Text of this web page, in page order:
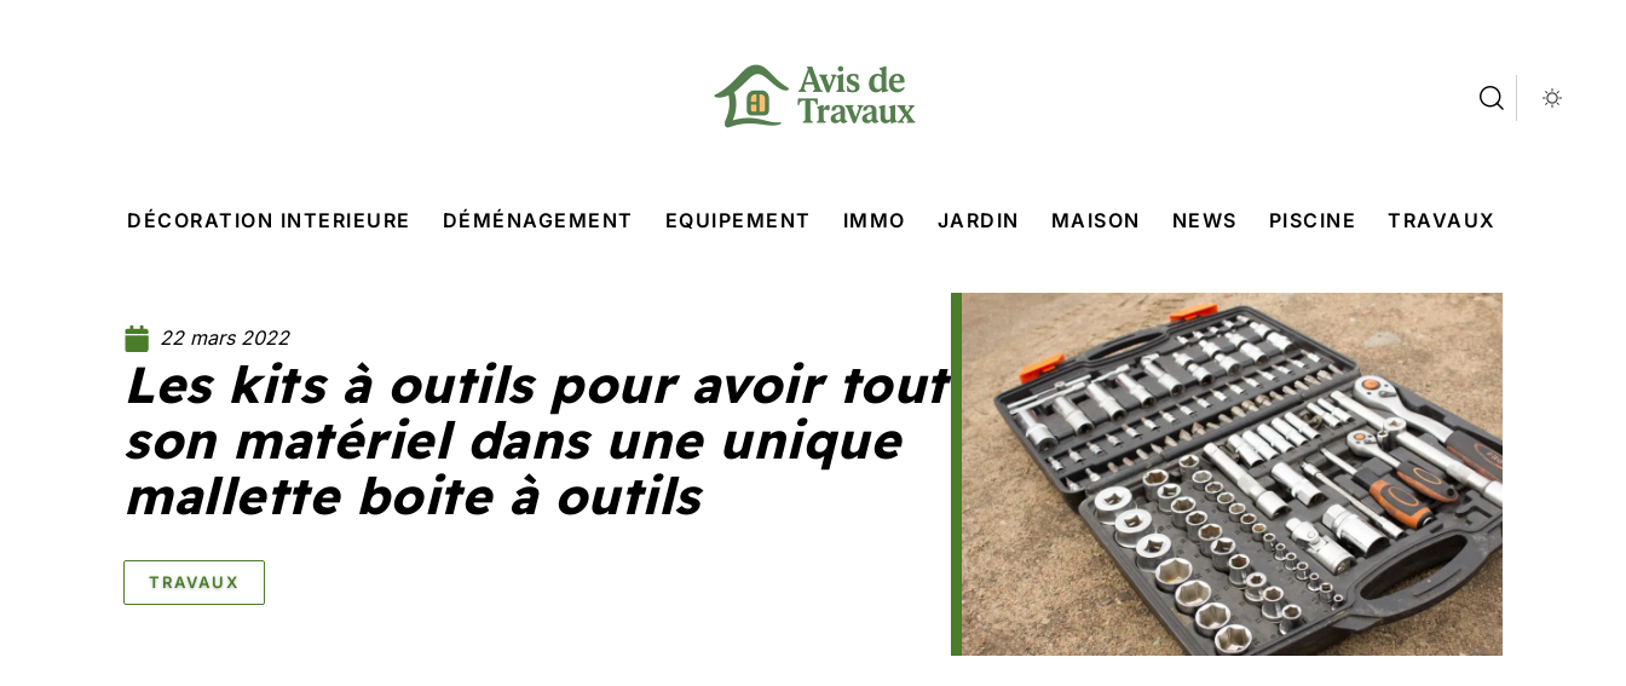
DÉCORATION INTERIEURE DÉMÉNAGEMENT EQUIPEMENT IMMO JARDIN MAISON NEWS PISCINE TRAVAUX
22 mars 2022
Les kits à outils pour avoir tout
son matériel dans une unique
mallette boite à outils
TRAVAUX